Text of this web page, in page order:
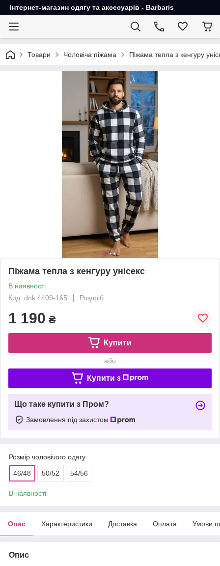
Інтернет-магазин одягу та аксесуарів - Barbaris
Товари Чоловіча піжама Піжама тепла з кенгуру
Піжама тепла з кенгуру унiсекс
В наявності
Код: dnk 4409-165
Роздріб
1 190 ₴
Купити
або
Купити з
Що таке купити з Пром?
Замовлення під захистом
Розмір чоловічого одягу
46/48 50/52 54/56
В наявності
Опис Характеристики Доставка Оплата Умови
Опис